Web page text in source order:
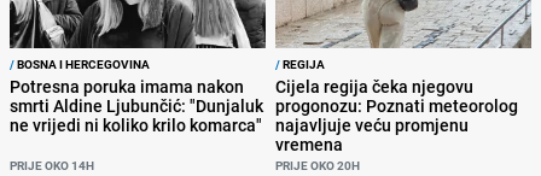
/BOSNA I HERCEGOVINA
Potresna poruka imama nakon
smrti Aldine Ljubunčić: "Dunjaluk
ne vrijedi ni koliko krilo komarca"
PRIJE OKO 14H
/REGIJA
Cijela regija čeka njegovu
progonozu: Poznati meteorolog
najavljuje veću promjenu
vremena
PRIJE OKO 20H